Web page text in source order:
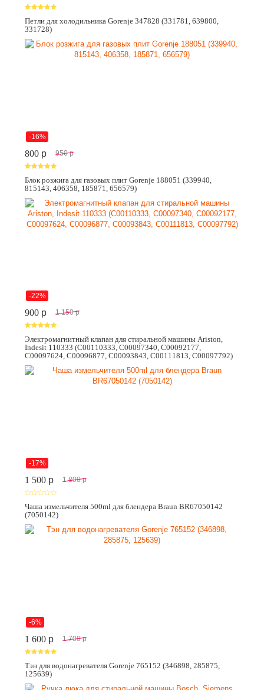
Петли для холодильника Gorenje 347828 (331781, 639800,
331728)
-16%
800 p 950 p
Блок розжига для газовых плит Gorenje 188051 (339940,
815143, 406358, 185871, 656579)
-22%
900 p 1 150 p
Электромагнитный клапан для стиральной машины Ariston,
Indesit 110333 (C00110333, C00097340, C00092177,
C00097624, C00096877, C00093843, C00111813, C00097792)
-17%
1 500 p 1 800 p
Чаша измельчителя 500ml для блендера Braun BR67050142
(7050142)
-6%
1 600 p 1 700 p
Тэн для водонагревателя Gorenje 765152 (346898, 285875,
125639)